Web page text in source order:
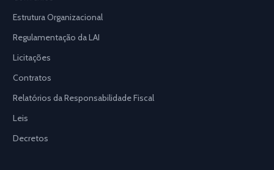
Estrutura Organizacional
Regulamentação da LAI
Licitações
Contratos
Relatórios da Responsabilidade Fiscal
Leis
Decretos